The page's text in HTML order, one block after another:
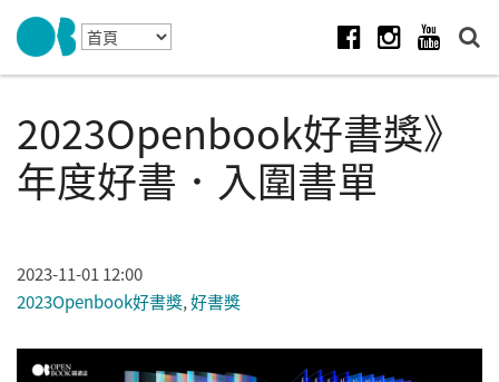
Skip to navigation
移至主內容
2023Openbook好書獎》
年度好書．入圍書單
2023-11-01 12:00
2023Openbook好書獎,好書獎